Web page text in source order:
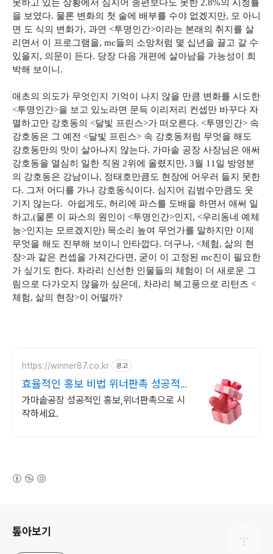
못하고 있는 상황에서 심지어 종편보다도 못한 2.8%의 시청률
을 보였다. 물론 변화의 첫 술에 배부를 수야 없겠지만, 모 아니
면 도 식의 변화가, 과연 <투명인간>이라는 본래의 취지를 살
리면서 이 프로그램을, mc들의 소망처럼 몇 십년을 끌고 갈 수
있을지, 의문이 든다. 당장 다음 개편에 살아남을 가능성이 희
박해 보이니.
애초의 의도가 무엇인지 기억이 나지 않을 만큼 변화를 시도한
<투명인간>을 보고 있노라면 문득 이리저리 컨셉만 바꾸다 자
멸하고만 강호동의 <달빛 프린스>가 떠오른다. <투명인간> 속
강호동은 그 예전 <달빛 프린스> 속 강호동처럼 무엇을 해도
강호동만의 맛이 살아나지 않는다. 가마솥 공장 사장님은 애써
강호동을 열심히 일한 직원 2위에 올렸지만, 3월 11일 방영분
의 강호동은 강남이나, 정태호만큼도 현장에 어우러 들지 못한
다. 그저 어디를 가나 강호동식이다. 심지어 김범수만큼도 웃
기지 않는다. 아쉽게도, 허리에 파스를 도배을 하면서 애써 일
하고,(물론 이 파스의 원인이 <투명인간>인지, <우리동네 예체
능>인지는 모르겠지만) 목소리 높여 무언가를 말하지만 이제
무엇을 해도 진부해 보이니 안타깝다. 더구나, <체험, 삶의 현
장>과 같은 컨셉을 가져간다면, 굳이 이 고정된 mc진이 필요한
가 싶기도 한다. 차라리 신선한 인물들의 체험이 더 새로운 그
림으로 다가오지 않을까 싶은데, 차라리 복고풍으로 리턴즈 <
체험, 삶의 현장>이 어떨까?
https://winner87.co.kr 광고
효율적인 홍보 비법 위너판촉 성공적인
행사, 시작은 여기
가마솥공장 성공적인 홍보,위너판촉으로 시
작하세요.
톺아보기